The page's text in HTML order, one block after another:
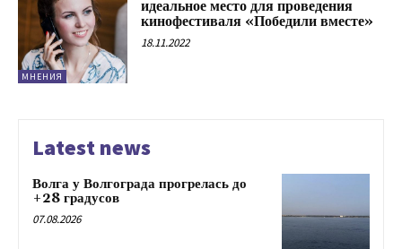
МНЕНИЯ
идеальное место для проведения
кинофестиваля «Победили вместе»
18.11.2022
Latest news
Волга у Волгограда прогрелась до
+28 градусов
07.08.2026